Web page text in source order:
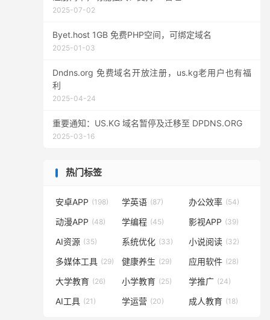
2025-07-02
Byet.host 1GB 免费PHP空间，可绑定域名
2025-01-03
Dndns.org 免费域名开放注册，us.kg老用户也有福
利
2025-04-24
重要通知：US.KG 域名暂停及迁移至 DPDNS.ORG
2025-03-16
热门标签
安卓APP (198) 学英语 (87) 办公效率 (54)
动漫APP (48) 学编程 (45) 影视APP (39)
AI资源 (35) 系统优化 (33) 小说阅读 (32)
多媒体工具 (29) 健康养生 (29) 应用软件 (28)
大学教育 (26) 小学教育 (25) 学推广 (24)
AI工具 (21) 学运营 (20) 成人教育 (18)